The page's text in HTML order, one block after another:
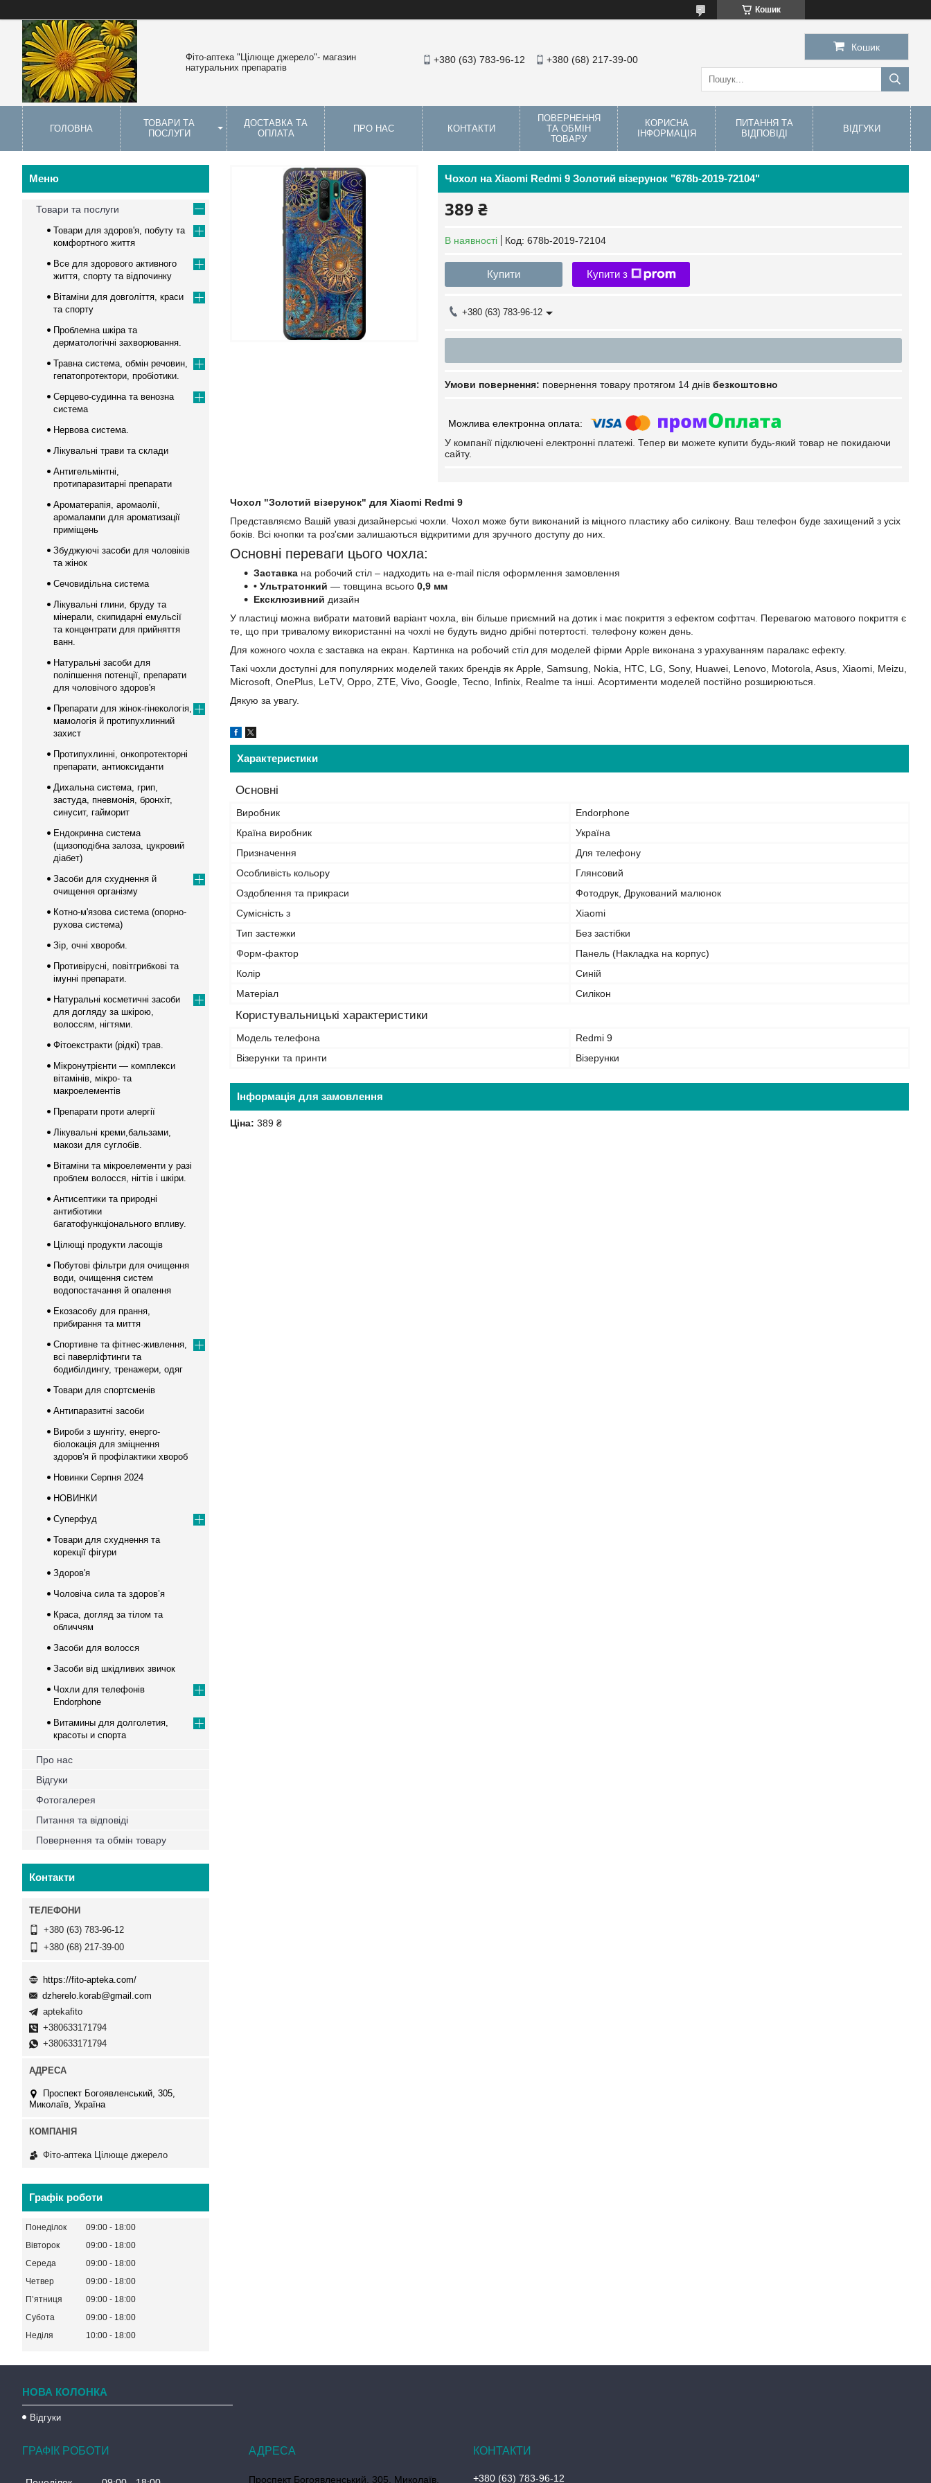
Кошик
Фіто-аптека "Цілюще джерело"- магазин
натуральних препаратів
+380 (63) 783-96-12 +380 (68) 217-39-00
Кошик
ГОЛОВНА
ТОВАРИ ТА
ПОСЛУГИ
ДОСТАВКА ТА
ОПЛАТА
ПРО НАС КОНТАКТИ
ПОВЕРНЕННЯ
ТА ОБМІН
ТОВАРУ
КОРИСНА
ІНФОРМАЦІЯ
ПИТАННЯ ТА
ВІДПОВІДІ
ВІДГУКИ
Чохол на Xiaomi Redmi 9 Золотий візерунок "678b-2019-72104"
389 ₴
В наявності Код: 678b-2019-72104
Купити Купити з
+380 (63) 783-96-12
повернення товару протягом 14 днів безкоштовно
У компанії підключені електронні платежі. Тепер ви можете купити будь-який товар не покидаючи
сайту.
Чохол "Золотий візерунок" для Xiaomi Redmi 9
Представляємо Вашій увазі дизайнерські чохли. Чохол може бути виконаний із міцного пластику або силікону. Ваш телефон буде захищений з усіх
боків. Всі кнопки та роз'єми залишаються відкритими для зручного доступу до них.
Основні переваги цього чохла:
Заставка на робочий стіл – надходить на e-mail після оформлення замовлення
• Ультратонкий — товщина всього 0,9 мм
Ексклюзивний дизайн
У пластиці можна вибрати матовий варіант чохла, він більше приємний на дотик і має покриття з ефектом софттач. Перевагою матового покриття є
те, що при тривалому використанні на чохлі не будуть видно дрібні потертості. телефону кожен день.
Для кожного чохла є заставка на екран. Картинка на робочий стіл для моделей фірми Apple виконана з урахуванням паралакс ефекту.
Такі чохли доступні для популярних моделей таких брендів як Apple, Samsung, Nokia, HTC, LG, Sony, Huawei, Lenovo, Motorola, Asus, Xiaomi, Meizu,
Microsoft, OnePlus, LeTV, Oppo, ZTE, Vivo, Google, Tecno, Infinix, Realme та інші. Асортименти моделей постійно розширюються.
Дякую за увагу.
Характеристики
Основні
Виробник
Endorphone
Країна виробник
Україна
Призначення
Для телефону
Особливість кольору
Глянсовий
Оздоблення та прикраси
Фотодрук, Друкований малюнок
Сумісність з
Xiaomi
Тип застежки
Без застібки
Форм-фактор
Панель (Накладка на корпус)
Колір
Синій
Матеріал
Силікон
Користувальницькі характеристики
Модель телефона
Redmi 9
Візерунки та принти
Візерунки
Інформація для замовлення
Ціна: 389 ₴
Товари та послуги
Товари для здоров'я, побуту та
комфортного життя
Все для здорового активного
життя, спорту та відпочинку
Вітаміни для довголіття, краси
та спорту
Проблемна шкіра та
дерматологічні захворювання.
Травна система, обмін речовин,
гепатопротектори, пробіотики.
Серцево-судинна та венозна
система
Нервова система.
Лікувальні трави та склади
Антигельмінтні,
протипаразитарні препарати
Ароматерапія, аромаолії,
аромалампи для ароматизації
приміщень
Збуджуючі засоби для чоловіків
та жінок
Сечовидільна система
Лікувальні глини, бруду та
мінерали, скипидарні емульсії
та концентрати для прийняття
ванн.
Натуральні засоби для
поліпшення потенції, препарати
для чоловічого здоров'я
Препарати для жінок-гінекологія,
мамологія й протипухлинний
захист
Протипухлинні, онкопротекторні
препарати, антиоксиданти
Дихальна система, грип,
застуда, пневмонія, бронхіт,
синусит, гайморит
Ендокринна система
(щизоподібна залоза, цукровий
діабет)
Засоби для схуднення й
очищення організму
Котно-м'язова система (опорно-
рухова система)
Зір, очні хвороби.
Противірусні, повітгрибкові та
імунні препарати.
Натуральні косметичні засоби
для догляду за шкірою,
волоссям, нігтями.
Фітоекстракти (рідкі) трав.
Мікронутрієнти — комплекси
вітамінів, мікро- та
макроелементів
Препарати проти алергії
Лікувальні креми,бальзами,
макози для суглобів.
Вітаміни та мікроелементи у разі
проблем волосся, нігтів і шкіри.
Антисептики та природні
антибіотики
багатофункціонального впливу.
Цілющі продукти ласощів
Побутові фільтри для очищення
води, очищення систем
водопостачання й опалення
Екозасобу для прання,
прибирання та миття
Спортивне та фітнес-живлення,
всі паверліфтинги та
бодибілдингу, тренажери, одяг
Товари для спортсменів
Антипаразитні засоби
Вироби з шунгіту, енерго-
біолокація для зміцнення
здоров'я й профілактики хвороб
Новинки Серпня 2024
НОВИНКИ
Суперфуд
Товари для схуднення та
корекції фігури
Здоров'я
Чоловіча сила та здоров’я
Краса, догляд за тілом та
обличчям
Засоби для волосся
Засоби від шкідливих звичок
Чохли для телефонів
Endorphone
Витамины для долголетия,
красоты и спорта
Про нас
Відгуки
Фотогалерея
Питання та відповіді
Повернення та обмін товару
Контакти
+380 (63) 783-96-12
+380 (68) 217-39-00
https://fito-apteka.com/
dzherelo.korab@gmail.com
aptekafito
+380633171794
+380633171794
Проспект Богоявленський, 305,
Миколаїв, Україна
Фіто-аптека Цілюще джерело
Графік роботи
Понеділок 09:00
18:00
Вівторок
09:00
18:00
Середа
09:00
18:00
Четвер
09:00
18:00
Пʼятниця
09:00
18:00
Субота
09:00
18:00
Неділя
10:00 18:00
НОВА КОЛОНКА
Відгуки
ГРАФІК РОБОТИ
Проспект Богоявленський, 305, Миколаїв, +380 (63) 783-96-12